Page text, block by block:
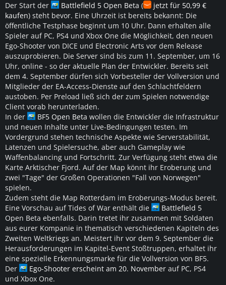
Der Start der Battlefield 5 Open Beta (
jetzt für 50,99 €
kaufen) steht bevor. Eine Uhrzeit ist bereits bekannt: Die
öffentliche Testphase beginnt um 10 Uhr. Dann erhalten alle
Spieler auf PC, PS4 und Xbox One die Möglichkeit, den neuen
Ego-Shooter von DICE und Electronic Arts vor dem Release
auszuprobieren. Die Server sind bis zum 11. September, um 16
Uhr, online - so der aktuelle Plan der Entwickler. Bereits seit
dem 4. September dürfen sich Vorbesteller der Vollversion und
Mitglieder der EA-Access-Dienste auf den Schlachtfeldern
austoben. Per Preload ließ sich der zum Spielen notwendige
Client vorab herunterladen.
In der
BF5 Open Beta wollen die Entwickler die Infrastruktur
und neuen Inhalte unter Live-Bedingungen testen. Im
Vordergrund stehen technische Aspekte wie Serverstabilität,
Latenzen und Spielersuche, aber auch Gameplay wie
Waffenbalancing und Fortschritt. Zur Verfügung steht etwa die
Karte Arktischer Fjord. Auf der Map könnt ihr Eroberung und
zwei "Tage" der Großen Operationen "Fall von Norwegen"
spielen.
Zudem steht die Map Rotterdam im Eroberungs-Modus bereit.
Eine Vorschau auf Tides of War enthält die
Battlefield 5
Open Beta ebenfalls. Darin tretet ihr zusammen mit Soldaten
aus eurer Kompanie in thematisch verschiedenen Kapiteln des
Zweiten Weltkriegs an. Meistert ihr vor dem 9. September die
Herausforderungen im Kapitel-Event Stoßtruppen, erhaltet ihr
eine spezielle Erkennungsmarke für die Vollversion von BF5.
Der
Ego-Shooter erscheint am 20. November auf PC, PS4
und Xbox One.